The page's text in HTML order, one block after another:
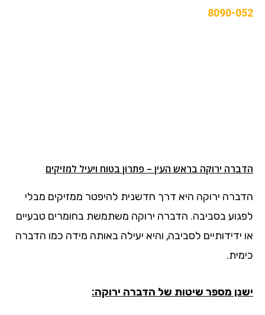
8090-052
הדברה ירוקה בראש העין – פתרון בטוח ויעיל למזיקים
הדברה ירוקה היא דרך חדשנית להיפטר ממזיקים מבלי
לפגוע בסביבה. הדברה ירוקה משתמשת בחומרים טבעיים
או ידידותיים לסביבה, והיא יעילה באותה מידה כמו הדברה
כימית.
ישנן מספר שיטות של הדברה ירוקה: